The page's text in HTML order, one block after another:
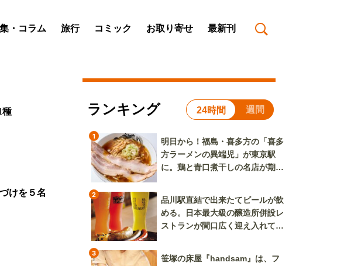
・コラム 旅行 コミック お取り寄せ 最新刊
種
けを５名
ランキング 24時間 週間
1
明日から！福島・喜多方の「喜多
方ラーメンの異端児」が東京駅
に。鶏と青口煮干しの名店が期間
2
品川駅直結で出来たてビールが飲
める。日本最大級の醸造所併設レ
ストランが間口広く迎え入れてく
3
笹塚の床屋『handsam』は、フ